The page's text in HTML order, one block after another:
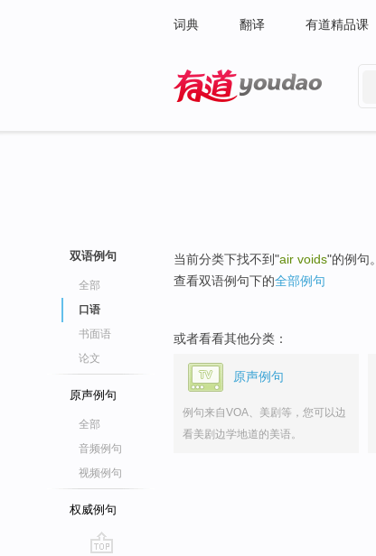
词典 翻译 有道精品课
双语例句
全部
口语
书面语
论文
原声例句
全部
音频例句
视频例句
权威例句
当前分类下找不到"air voids"的例句。
查看双语例句下的全部例句
或者看看其他分类：
原声例句
例句来自VOA、美剧等，您可以边
看美剧边学地道的美语。